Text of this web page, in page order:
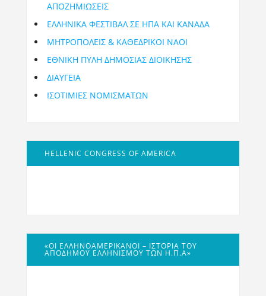
ΑΠΟΖΗΜΙΩΣΕΙΣ
ΕΛΛΗΝΙΚΆ ΦΕΣΤΙΒΆΛ ΣΕ ΗΠΑ ΚΑΙ ΚΑΝΑΔΑ
ΜΗΤΡΟΠΌΛΕΙΣ & ΚΑΘΕΔΡΙΚΟΊ ΝΑΟΊ
ΕΘΝΙΚΉ ΠΎΛΗ ΔΗΜΌΣΙΑΣ ΔΙΟΊΚΗΣΗΣ
ΔΙΑΥΓΕΙΑ
ΙΣΟΤΙΜΙΕΣ ΝΟΜΙΣΜΑΤΩΝ
HELLENIC CONGRESS OF AMERICA
«ΟΙ ΕΛΛΗΝΟΑΜΕΡΙΚΑΝΟΊ – ΙΣΤΟΡΊΑ ΤΟΥ
ΑΠΌΔΗΜΟΥ ΕΛΛΗΝΙΣΜΟΎ ΤΩΝ Η.Π.Α»